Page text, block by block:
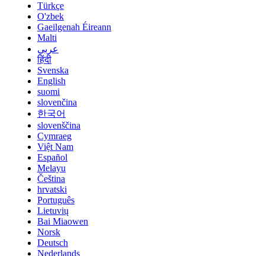
Türkçe
O'zbek
Gaeilgenah Éireann
Malti
عربي
हिंदी
Svenska
English
suomi
slovenčina
한국어
slovenščina
Cymraeg
Việt Nam
Español
Melayu
Čeština
hrvatski
Português
Lietuvių
Bai Miaowen
Norsk
Deutsch
Nederlands